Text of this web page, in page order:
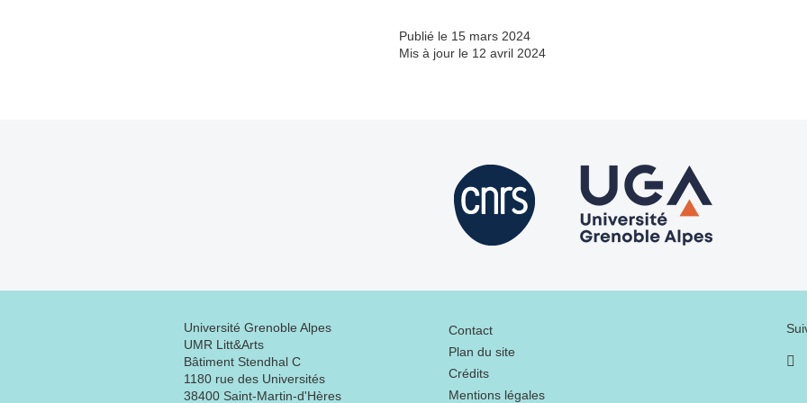
Publié le 15 mars 2024
Mis à jour le 12 avril 2024
Université Grenoble Alpes
UMR Litt&Arts
Bâtiment Stendhal C
1180 rue des Universités
38400 Saint-Martin-d'Hères
Menu footer
Contact
Plan du site
Crédits
Mentions légales